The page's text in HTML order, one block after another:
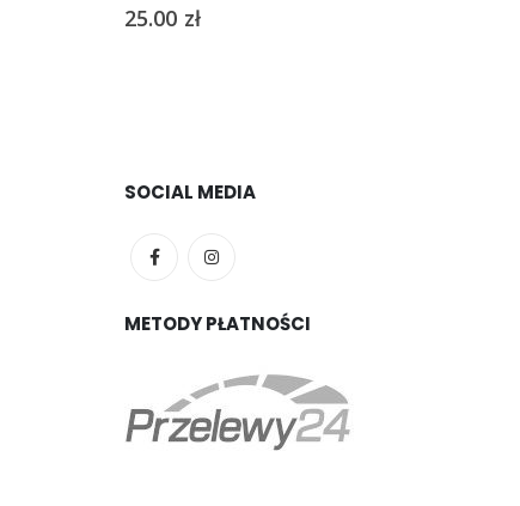
25.00 zł
SOCIAL MEDIA
METODY PŁATNOŚCI